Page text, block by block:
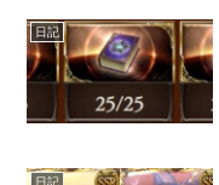
日記
日記